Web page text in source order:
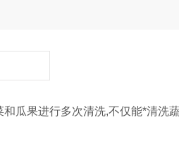
瓜果进行多次清洗,不仅能*清洗